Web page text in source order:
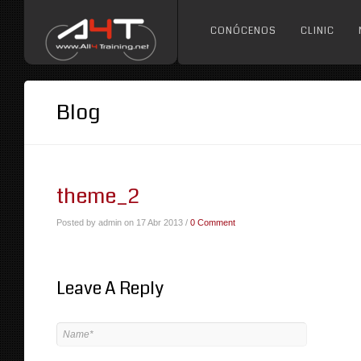
CONÓCENOS CLINIC
Blog
theme_2
Posted by admin on 17 Abr 2013 / 0 Comment
Leave A Reply